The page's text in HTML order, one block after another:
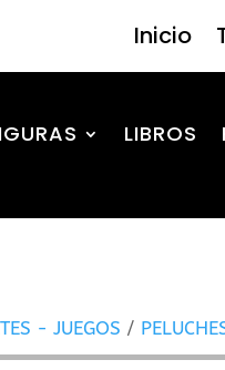
Inicio
LIBROS
- JUEGOS /